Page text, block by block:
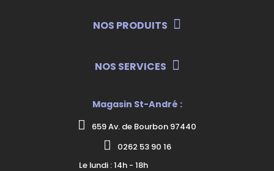
NOS PRODUITS
NOS SERVICES
Magasin St-André :
659 Av. de Bourbon 97440
0262 53 90 16
Le lundi : 14h - 18h